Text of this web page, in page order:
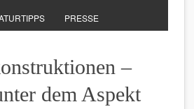
PRESSE
–
dem Aspekt